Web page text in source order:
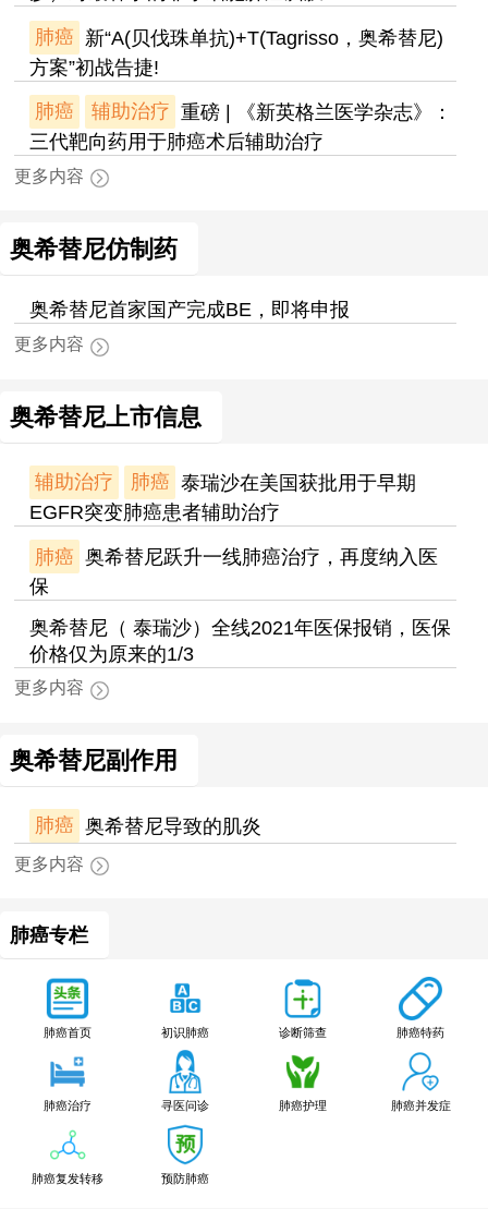
肺癌 新“A(贝伐珠单抗)+T(Tagrisso，奥希替尼)
方案”初战告捷!
肺癌 辅助治疗 重磅 | 《新英格兰医学杂志》：
三代靶向药用于肺癌术后辅助治疗
更多内容
奥希替尼仿制药
奥希替尼首家国产完成BE，即将申报
更多内容
奥希替尼上市信息
辅助治疗 肺癌 泰瑞沙在美国获批用于早期
EGFR突变肺癌患者辅助治疗
肺癌 奥希替尼跃升一线肺癌治疗，再度纳入医
保
奥希替尼（ 泰瑞沙）全线2021年医保报销，医保
价格仅为原来的1/3
更多内容
奥希替尼副作用
肺癌 奥希替尼导致的肌炎
更多内容
肺癌专栏
肺癌首页 初识肺癌 诊断筛查 肺癌特药
肺癌治疗 寻医问诊 肺癌护理 肺癌并发症
肺癌复发转移 预防肺癌